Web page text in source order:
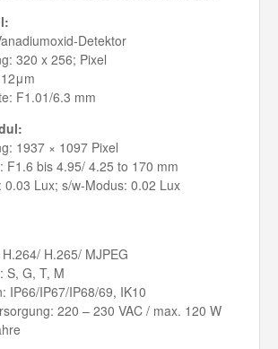
Detektor
320 x 256; Pixel
F1.01/6.3 mm
1937 × 1097 Pixel
F1.6 bis 4.95/ 4.25 to 170 mm
0.03 Lux; s/w-Modus: 0.02 Lux
H.265/ MJPEG
S, G, T, M
IP66/IP67/IP68/69, IK10
220 – 230 VAC / max. 120 W